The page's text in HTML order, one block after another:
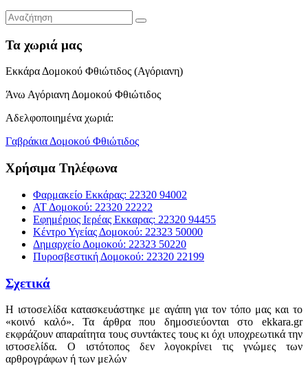
Τα χωριά μας
Εκκάρα Δομοκού Φθιώτιδος (Αγόριανη)
Άνω Αγόριανη Δομοκού Φθιώτιδος
Αδελφοποιημένα χωριά:
Γαβράκια Δομοκού Φθιώτιδος
Χρήσιμα Τηλέφωνα
Φαρμακείο Εκκάρας: 22320 94002
ΑΤ Δομοκού: 22320 22222
Εφημέριος Ιερέας Εκκαρας: 22320 94455
Κέντρο Υγείας Δομοκού: 22323 50000
Δημαρχείο Δομοκού: 22323 50220
Πυροσβεστική Δομοκού: 22320 22199
Σχετικά
Η ιστοσελίδα κατασκευάστηκε με αγάπη για τον τόπο μας και το
«κοινό καλό». Τα άρθρα που δημοσιεύονται στο ekkara.gr
εκφράζουν απαραίτητα τους συντάκτες τους κι όχι υποχρεωτικά την
ιστοσελίδα. Ο ιστότοπος δεν λογοκρίνει τις γνώμες των
αρθρογράφων ή των μελών